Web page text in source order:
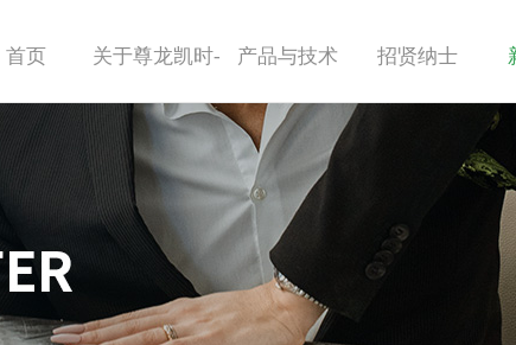
首页 关于尊龙凯时-
人生就是搏!
产品与技术 招贤纳士